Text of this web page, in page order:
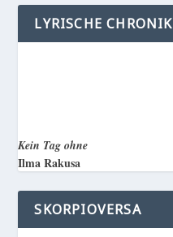
LYRISCHE CHRONIK
Kein Tag ohne
Ilma Rakusa
SKORPIOVERSA